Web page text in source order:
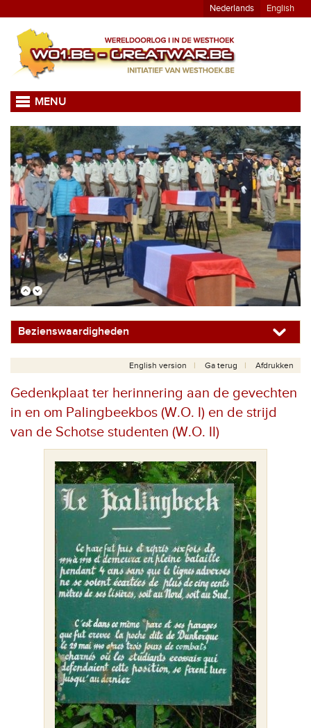
Nederlands English
MENU
Bezienswaardigheden
English version Ga terug Afdrukken
Gedenkplaat ter herinnering aan de gevechten
in en om Palingbeekbos (W.O. I) en de strijd
van de Schotse studenten (W.O. II)